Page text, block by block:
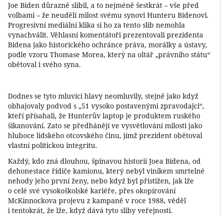
Joe Biden důrazně slíbil, a to nejméně šestkrát – vše před
volbami – že neudělí milost svému synovi Hunteru Bidenovi.
Progresivní mediální klika si ho za tento slib nemohla
vynachválit. Věhlasní komentátoři prezentovali prezidenta
Bidena jako historického ochránce práva, morálky a ústavy,
podle vzoru Thomase Morea, který na oltář „právního státu“
obětoval i svého syna.
Dodnes se tyto mluvící hlavy neomluvily, stejně jako když
obhajovaly podvod s „51 vysoko postavenými zpravodajci“,
kteří přísahali, že Hunterův laptop je produktem ruského
šikanování. Zato se předhánějí ve vysvětlování milosti jako
hluboce lidského otcovského činu, jímž prezident obětoval
vlastní politickou integritu.
Každý, kdo zná dlouhou, špinavou historii Joea Bidena, od
dehonestace řidiče kamionu, který nebyl viníkem smrtelné
nehody jeho první ženy, nebo když byl přistižen, jak lže
o celé své vysokoškolské kariéře, přes okopírování
McKinnockova projevu z kampaně v roce 1988, věděl
i tentokrát, že lže, když dává tyto sliby veřejnosti.